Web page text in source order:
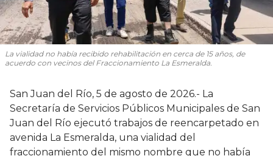
La vialidad no había recibido rehabilitación en cerca de 15 años, de
acuerdo con vecinos del Fraccionamiento La Esmeralda.
San Juan del Río, 5 de agosto de 2026.- La
Secretaría de Servicios Públicos Municipales de San
Juan del Río ejecutó trabajos de reencarpetado en
avenida La Esmeralda, una vialidad del
fraccionamiento del mismo nombre que no había